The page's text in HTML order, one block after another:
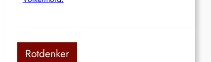
Rotdenker